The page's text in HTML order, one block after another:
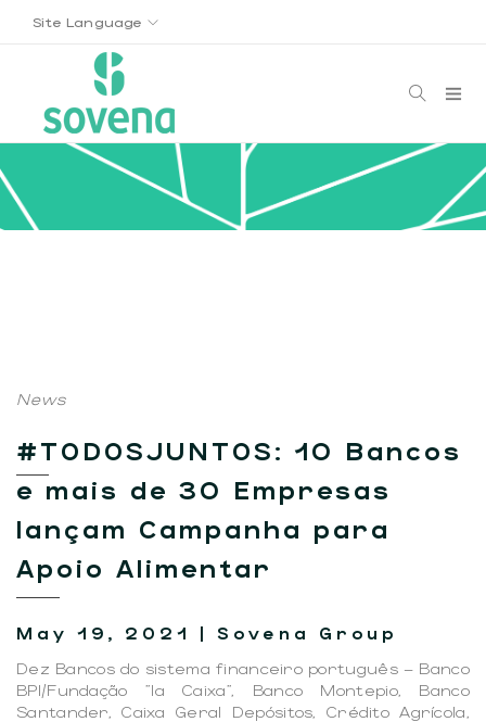
Site Language
News
#TODOSJUNTOS: 10 Bancos
e mais de 30 Empresas
lançam Campanha para
Apoio Alimentar
May 19, 2021 | Sovena Group
Dez Bancos do sistema financeiro português – Banco
BPI/Fundação ”la Caixa”, Banco Montepio, Banco
Santander, Caixa Geral Depósitos, Crédito Agrícola,